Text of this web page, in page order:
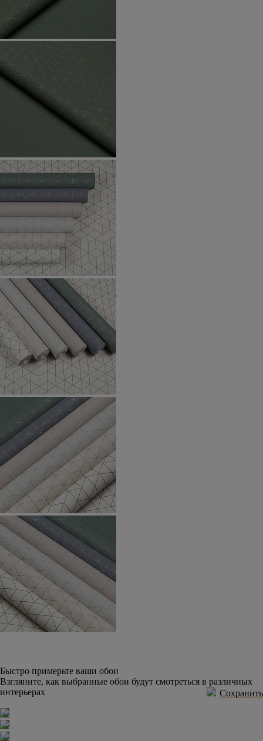
Быстро примерьте ваши обои
Взгляните, как выбранные обои будут смотреться в различных
интерьерах
Сохранить